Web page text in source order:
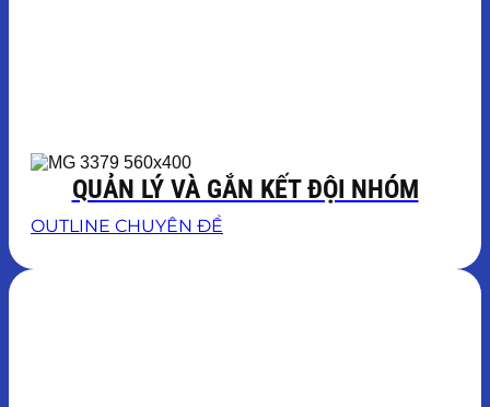
QUẢN LÝ VÀ GẮN KẾT ĐỘI NHÓM
OUTLINE CHUYÊN ĐỀ